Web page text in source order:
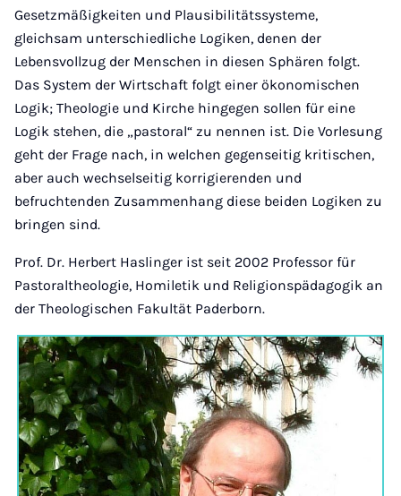
Gesetzmäßigkeiten und Plausibilitätssysteme,
gleichsam unterschiedliche Logiken, denen der
Lebensvollzug der Menschen in diesen Sphären folgt.
Das System der Wirtschaft folgt einer ökonomischen
Logik; Theologie und Kirche hingegen sollen für eine
Logik stehen, die „pastoral“ zu nennen ist. Die Vorlesung
geht der Frage nach, in welchen gegenseitig kritischen,
aber auch wechselseitig korrigierenden und
befruchtenden Zusammenhang diese beiden Logiken zu
bringen sind.
Prof. Dr. Herbert Haslinger ist seit 2002 Professor für
Pastoraltheologie, Homiletik und Religionspädagogik an
der Theologischen Fakultät Paderborn.